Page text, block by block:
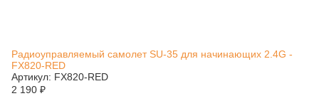
Радиоуправляемый самолет SU-35 для начинающих 2.4G -
FX820-RED
Артикул: FX820-RED
2 190 ₽